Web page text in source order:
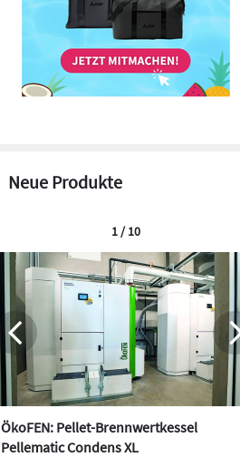
Neue Produkte
ÖkoFEN: Pellet-Brennwertkessel
Pellematic Condens XL
1 / 10